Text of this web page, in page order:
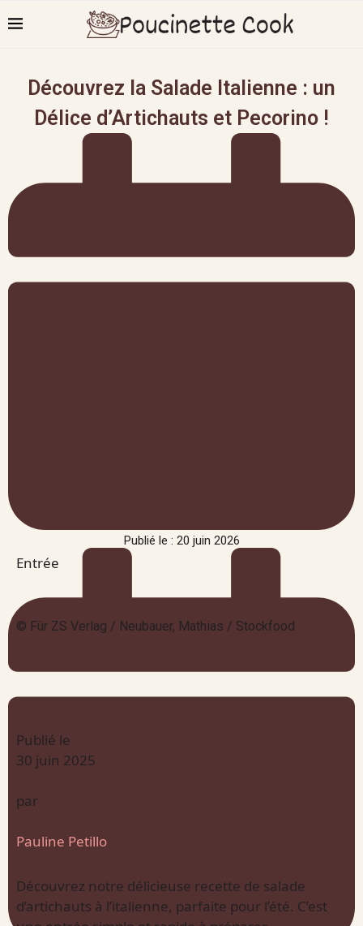
Découvrez la Salade Italienne : un
Délice d’Artichauts et Pecorino !
Publié le : 20 juin 2026
Entrée
© Für ZS Verlag / Neubauer, Mathias / Stockfood
Publié le
30 juin 2025
par
Pauline Petillo
Découvrez notre délicieuse recette de salade
d’artichauts à l’italienne, parfaite pour l’été. C’est